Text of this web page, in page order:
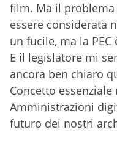
film. Ma il
essere considerata
un fucile, ma la
E il legislatore mi
ancora ben chiaro
Concetto
Amministrazioni
futuro dei nostri